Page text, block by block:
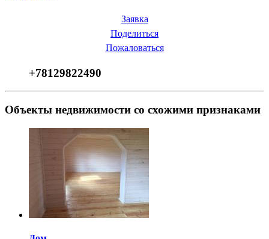
Заявка
Поделиться
Пожаловаться
+78129822490
Объекты недвижимости со схожими признаками